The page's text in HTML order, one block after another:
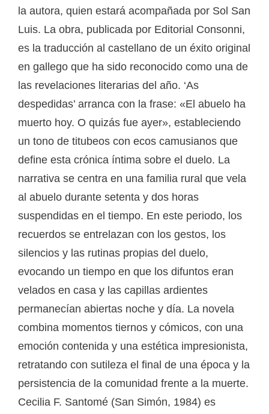
la autora, quien estará acompañada por Sol San
Luis. La obra, publicada por Editorial Consonni,
es la traducción al castellano de un éxito original
en gallego que ha sido reconocido como una de
las revelaciones literarias del año. ‘As
despedidas’ arranca con la frase: «El abuelo ha
muerto hoy. O quizás fue ayer», estableciendo
un tono de titubeos con ecos camusianos que
define esta crónica íntima sobre el duelo. La
narrativa se centra en una familia rural que vela
al abuelo durante setenta y dos horas
suspendidas en el tiempo. En este periodo, los
recuerdos se entrelazan con los gestos, los
silencios y las rutinas propias del duelo,
evocando un tiempo en que los difuntos eran
velados en casa y las capillas ardientes
permanecían abiertas noche y día. La novela
combina momentos tiernos y cómicos, con una
emoción contenida y una estética impresionista,
retratando con sutileza el final de una época y la
persistencia de la comunidad frente a la muerte.
Cecilia F. Santomé (San Simón, 1984) es